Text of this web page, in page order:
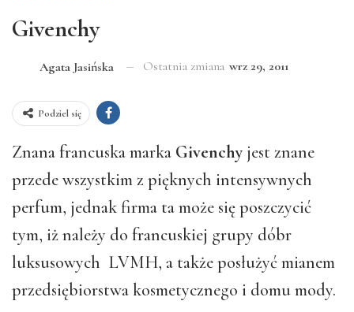
Givenchy
Agata Jasińska Ostatnia zmiana wrz 29, 2011
Podziel się
Znana francuska marka Givenchy jest znane
przede wszystkim z pięknych intensywnych
perfum, jednak firma ta może się poszczycić
tym, iż należy do francuskiej grupy dóbr
luksusowych LVMH, a także posłużyć mianem
przedsiębiorstwa kosmetycznego i domu mody.